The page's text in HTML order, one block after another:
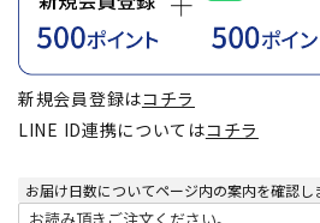
新規会員登録はコチラ
LINE ID連携についてはコチラ
お届け日数についてページ内の案内を確認し